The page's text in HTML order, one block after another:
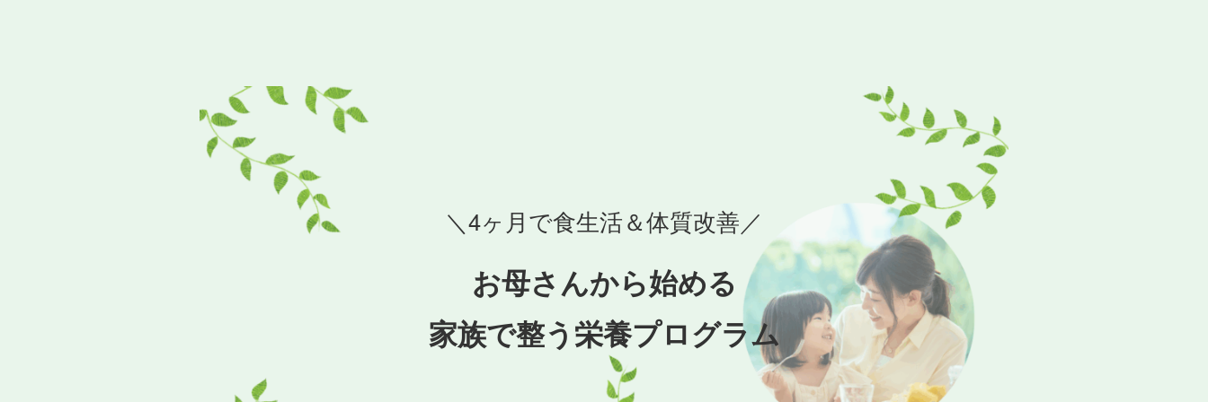
＼4ヶ月で食生活＆体質改善／
お母さんから始める
家族で整う栄養プログラム